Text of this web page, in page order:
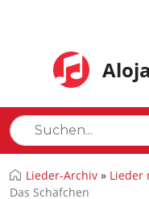
Lieder-Archiv » Lieder
Das Schäfchen